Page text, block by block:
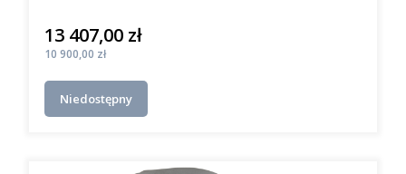
Cena
13 407,00 zł
Cena
10 900,00 zł
Niedostępny